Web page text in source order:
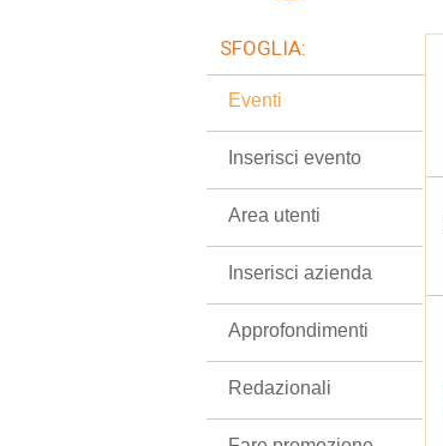
SFOGLIA:
Eventi
Inserisci evento
Area utenti
Inserisci azienda
Approfondimenti
Redazionali